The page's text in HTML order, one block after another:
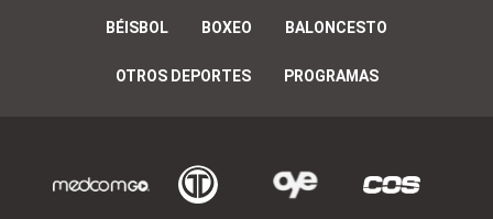
BÉISBOL BOXEO BALONCESTO
OTROS DEPORTES PROGRAMAS